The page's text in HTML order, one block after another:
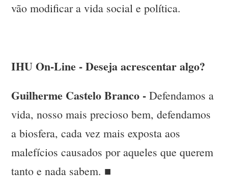
vão modificar a vida social e política.
IHU On-Line - Deseja acrescentar algo?
Guilherme Castelo Branco -Defendamos a
vida, nosso mais precioso bem, defendamos
a biosfera, cada vez mais exposta aos
malefícios causados por aqueles que querem
tanto e nada sabem. ■